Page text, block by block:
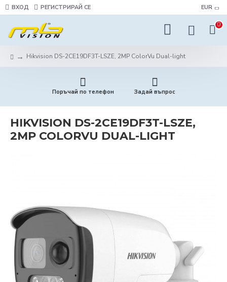
ВХОД РЕГИСТРИРАЙ СЕ EUR
0
Hikvision DS-2CE19DF3T-LSZE, 2MP ColorVu Dual-light
Поръчай по телефон Задай въпрос
HIKVISION DS-2CE19DF3T-LSZE,
2MP COLORVU DUAL-LIGHT